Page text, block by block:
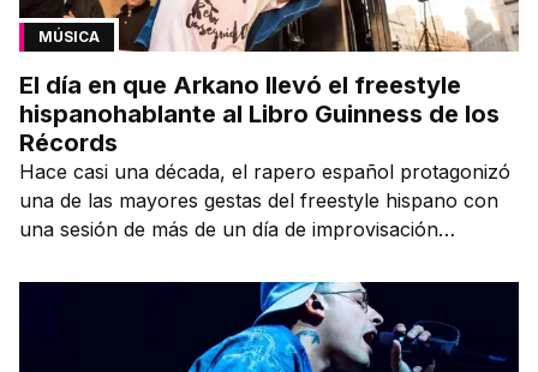
MÚSICA
El día en que Arkano llevó el freestyle
hispanohablante al Libro Guinness de los
Récords
Hace casi una década, el rapero español protagonizó
una de las mayores gestas del freestyle hispano con
una sesión de más de un día de improvisación